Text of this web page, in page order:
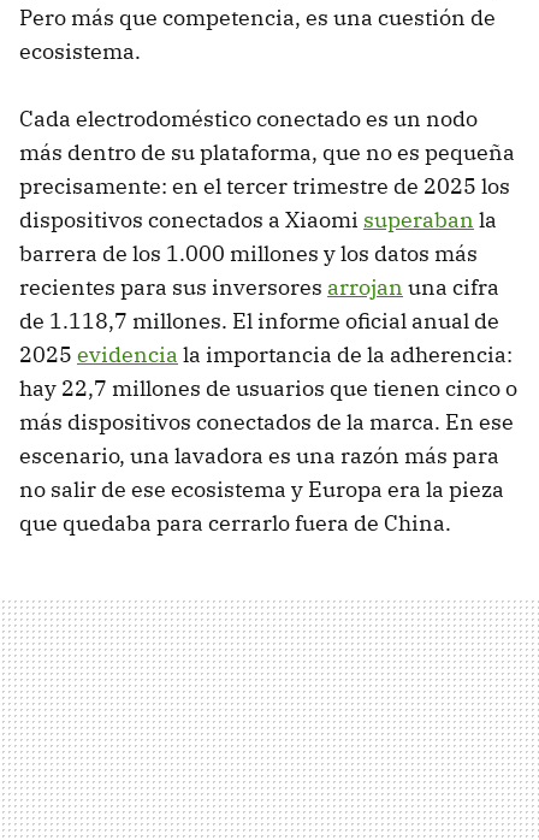
Pero más que competencia, es una cuestión de
ecosistema.
Cada electrodoméstico conectado es un nodo
más dentro de su plataforma, que no es pequeña
precisamente: en el tercer trimestre de 2025 los
dispositivos conectados a Xiaomi superaban la
barrera de los 1.000 millones y los datos más
recientes para sus inversores arrojan una cifra
de 1.118,7 millones. El informe oficial anual de
2025 evidencia la importancia de la adherencia:
hay 22,7 millones de usuarios que tienen cinco o
más dispositivos conectados de la marca. En ese
escenario, una lavadora es una razón más para
no salir de ese ecosistema y Europa era la pieza
que quedaba para cerrarlo fuera de China.